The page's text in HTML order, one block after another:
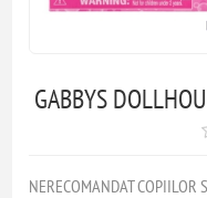
GABBYS
NERECOMANDAT